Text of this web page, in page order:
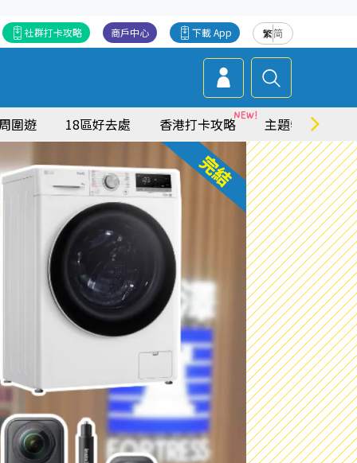
繁简
下載 App
商戶中心
社群打卡攻略
圍遊 18區好去處 香港打卡攻略 主題特集